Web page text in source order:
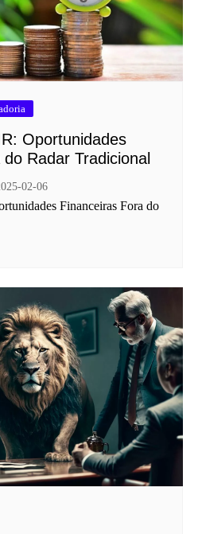
Oportunidades
Radar Tradicional
02-06
Financeiras Fora do